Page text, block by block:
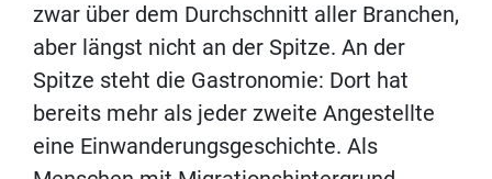
zwar über dem Durchschnitt aller Branchen,
aber längst nicht an der Spitze. An der
Spitze steht die Gastronomie: Dort hat
bereits mehr als jeder zweite Angestellte
eine Einwanderungsgeschichte. Als